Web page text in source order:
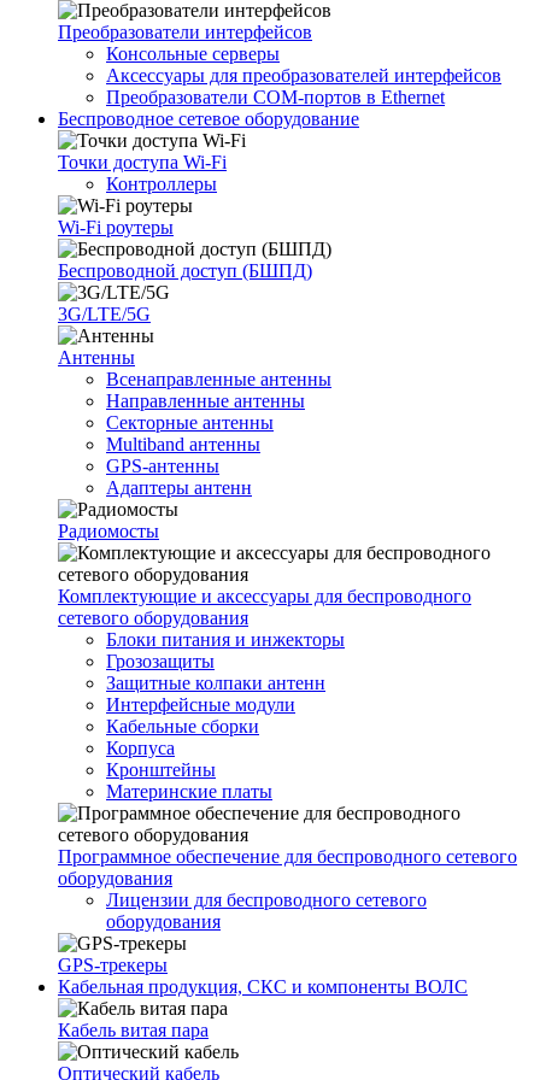
Преобразователи интерфейсов
Консольные серверы
Аксессуары для преобразователей интерфейсов
Преобразователи COM-портов в Ethernet
Беспроводное сетевое оборудование
Точки доступа Wi-Fi
Контроллеры
Wi-Fi роутеры
Беспроводной доступ (БШПД)
3G/LTE/5G
Антенны
Всенаправленные антенны
Направленные антенны
Секторные антенны
Multiband антенны
GPS-антенны
Адаптеры антенн
Радиомосты
Комплектующие и аксессуары для беспроводного
сетевого оборудования
Блоки питания и инжекторы
Грозозащиты
Защитные колпаки антенн
Интерфейсные модули
Кабельные сборки
Корпуса
Кронштейны
Материнские платы
Программное обеспечение для беспроводного сетевого
оборудования
Лицензии для беспроводного сетевого
оборудования
GPS-трекеры
Кабельная продукция, СКС и компоненты ВОЛС
Кабель витая пара
Оптический кабель